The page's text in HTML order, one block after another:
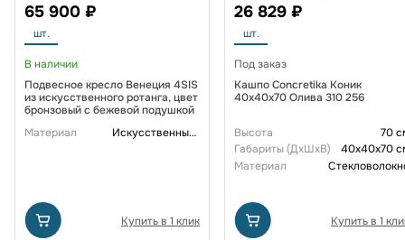
65 900 ₽
шт.
В наличии
Подвесное кресло Венеция 4SIS
из искусственного ротанга, цвет
бронзовый с бежевой подушкой
Материал
Искусственный ротанг
Купить в 1 клик
26 829 ₽
шт.
Под заказ
Кашпо Concretika Коник
40x40x70 Олива 310 256
Высота
70
Габариты (ДxШxВ)
40x40x70
Материал
Купить в 1